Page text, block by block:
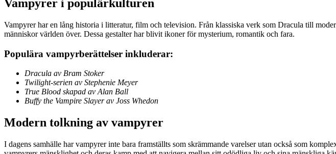
Vampyrer i populärkulturen
Vampyrer har en lång historia i litteratur, film och television. Från klassiska verk som Dracula till
människor världen över. Dessa gestalter har blivit ikoner för mysterium, romantik och fara.
Populära vampyrberättelser inkluderar:
Dracula av Bram Stoker
Twilight-serien av Stephenie Meyer
True Blood skapad av Alan Ball
Buffy the Vampire Slayer av Joss Whedon
Modern tolkning av vampyrer
I dagens samhälle har vampyrer inte bara framställts som skrämmande varelser utan också som